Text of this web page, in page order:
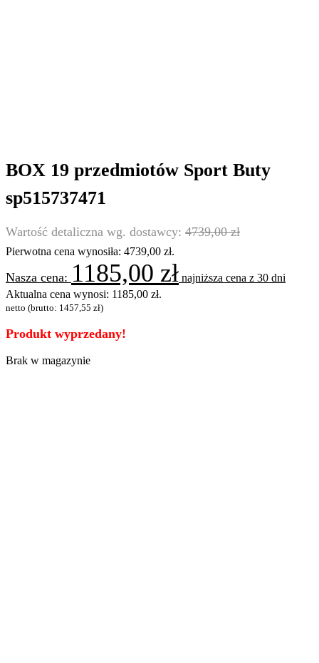
BOX 19 przedmiotów Sport Buty
sp515737471
4739,00zł
Pierwotna cena wynosiła: 4739,00 zł.
1185,00 zł najniższa cena z 30 dni
Aktualna cena wynosi: 1185,00 zł.
netto (brutto: 1457,55 zł)
Produkt wyprzedany!
Brak w magazynie